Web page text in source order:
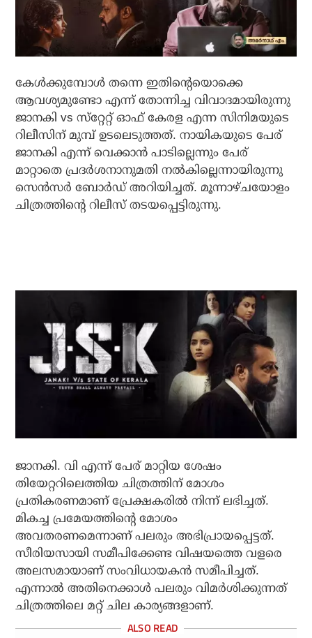
കേള്‍ക്കുമ്പോള്‍ തന്നെ ഇതിന്റെയൊക്കെ
ആവശ്യമുണ്ടോ എന്ന് തോന്നിച്ച വിവാദമായിരുന്നു
ജാനകി vs സ്‌റ്റേറ്റ് ഓഫ് കേരള എന്ന സിനിമയുടെ
റിലീസിന് മുമ്പ് ഉടലെടുത്തത്. നായികയുടെ പേര്
ജാനകി എന്ന് വെക്കാന്‍ പാടില്ലെന്നും പേര്
മാറ്റാതെ പ്രദര്‍ശനാനുമതി നല്‍കില്ലെന്നായിരുന്നു
സെന്‍സര്‍ ബോര്‍ഡ് അറിയിച്ചത്. മൂന്നാഴ്ചയോളം
ചിത്രത്തിന്റെ റിലീസ് തടയപ്പെട്ടിരുന്നു.
ജാനകി. വി എന്ന് പേര് മാറ്റിയ ശേഷം
തിയേറ്ററിലെത്തിയ ചിത്രത്തിന് മോശം
പ്രതികരണമാണ് പ്രേക്ഷകരില്‍ നിന്ന് ലഭിച്ചത്.
മികച്ച പ്രമേയത്തിന്റെ മോശം
അവതരണമെന്നാണ് പലരും അഭിപ്രായപ്പെട്ടത്.
സീരിയസായി സമീപിക്കേണ്ട വിഷയത്തെ വളരെ
അലസമായാണ് സംവിധായകന്‍ സമീപിച്ചത്.
എന്നാല്‍ അതിനെക്കാള്‍ പലരും വിമര്‍ശിക്കുന്നത്
ചിത്രത്തിലെ മറ്റ് ചില കാര്യങ്ങളാണ്.